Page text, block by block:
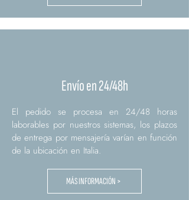
Envío en 24/48h
El pedido se procesa en 24/48 horas
laborables por nuestros sistemas, los plazos
de entrega por mensajería varían en función
de la ubicación en Italia.
MÁS INFORMACIÓN >